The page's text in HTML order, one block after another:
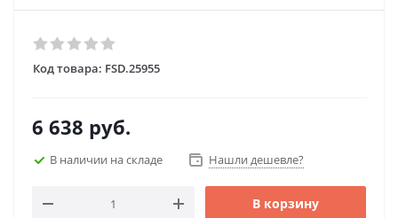
Код товара: FSD.25955
6 638 руб.
В наличии на складе Нашли дешевле?
В корзину